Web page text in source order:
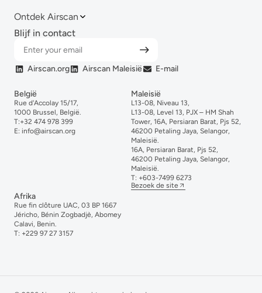
Ontdek Airscan
Blijf in contact
Airscan.org Airscan Maleisië E-mail
België
Rue d'Accolay 15/17,
1000 Brussel, België.
T:+32 474 978 399
E: info@airscan.org
Maleisië
L13-08, Niveau 13,
L13-08, Level 13, PJX – HM Shah
Tower, 16A, Persiaran Barat, Pjs 52,
46200 Petaling Jaya, Selangor,
Maleisië.
16A, Persiaran Barat, Pjs 52,
46200 Petaling Jaya, Selangor,
Maleisië.
T: +603-7499 6273
Bezoek de site
Afrika
Rue fin clôture UAC, 03 BP 1667
Jéricho, Bénin Zogbadjè, Abomey
Calavi, Benin.
T: +229 97 27 3157